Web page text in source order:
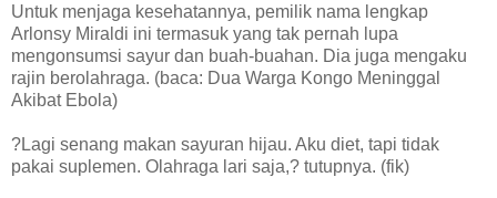
Untuk menjaga kesehatannya, pemilik nama lengkap
Arlonsy Miraldi ini termasuk yang tak pernah lupa
mengonsumsi sayur dan buah-buahan. Dia juga mengaku
rajin berolahraga. (baca: Dua Warga Kongo Meninggal
Akibat Ebola)
?Lagi senang makan sayuran hijau. Aku diet, tapi tidak
pakai suplemen. Olahraga lari saja,? tutupnya. (fik)